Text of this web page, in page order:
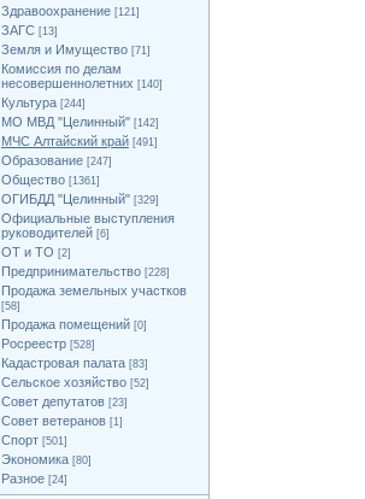
Здравоохранение [121]
ЗАГС [13]
Земля и Имущество [71]
Комиссия по делам
несовершеннолетних [140]
Культура [244]
МО МВД "Целинный" [142]
МЧС Алтайский край [491]
Образование [247]
Общество [1361]
ОГИБДД "Целинный" [329]
Официальные выступления
руководителей [6]
ОТ и ТО [2]
Предпринимательство [228]
Продажа земельных участков
[58]
Продажа помещений [0]
Росреестр [528]
Кадастровая палата [83]
Сельское хозяйство [52]
Совет депутатов [23]
Совет ветеранов [1]
Спорт [501]
Экономика [80]
Разное [24]